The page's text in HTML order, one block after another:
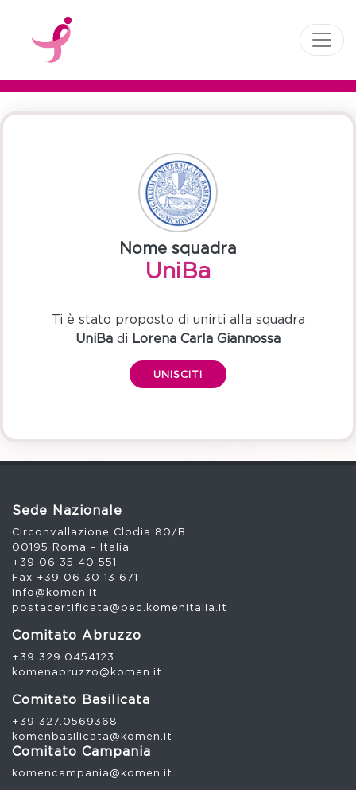
Nome squadra
UniBa
Ti è stato proposto di unirti alla squadra
UniBa di Lorena Carla Giannossa
UNISCITI
Sede Nazionale
Circonvallazione Clodia 80/B
00195 Roma - Italia
+39 06 35 40 551
Fax +39 06 30 13 671
info@komen.it
postacertificata@pec.komenitalia.it
Comitato Abruzzo
+39 329.0454123
komenabruzzo@komen.it
Comitato Basilicata
+39 327.0569368
komenbasilicata@komen.it
Comitato Campania
komencampania@komen.it